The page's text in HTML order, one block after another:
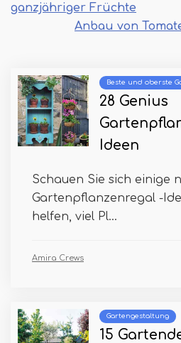
ganzjähriger Früchte
Anbau von
Beste und oberste
28 Genius
Ideen
Schauen Sie sich einige
Gartenpflanzenregal -
helfen, viel Pl...
Amira Crews
Gartengestaltung
15